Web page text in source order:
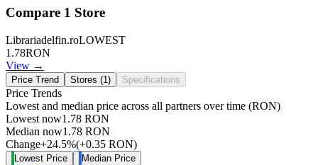
Compare 1 Store
Librariadelfin.roLOWEST
1.78RON
View →
Price Trend Stores (1) Specifications
Price Trends
Lowest and median price across all partners over time (RON)
Lowest now1.78 RON
Median now1.78 RON
Change+24.5%(+0.35 RON)
Lowest Price Median Price